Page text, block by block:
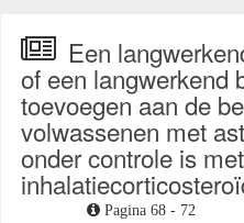
Een
of een langwerkend
toevoegen aan de
volwassenen met
onder controle is met
Pagina 68 - 72